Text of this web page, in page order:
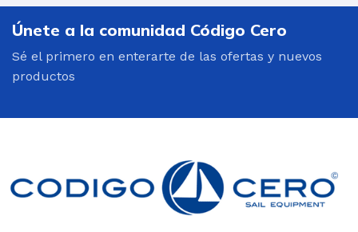
para salir a navegar.
mástiles, cascos, velas, carros de varada, repuestos...
Pero también
públicos: profesionales, aficionados.
Una tienda online especializada en el mundo de la
Únete a la comunidad Código Cero
Sé el primero en enterarte de las ofertas y nuevos
productos